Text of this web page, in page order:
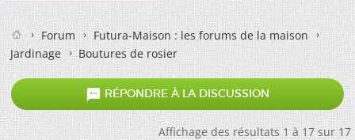
Forum
Futura-Maison : les forums de la maison
Jardinage
Boutures de rosier
 RÉPONDRE À LA DISCUSSION
Affichage des résultats 1 à 17 sur 17